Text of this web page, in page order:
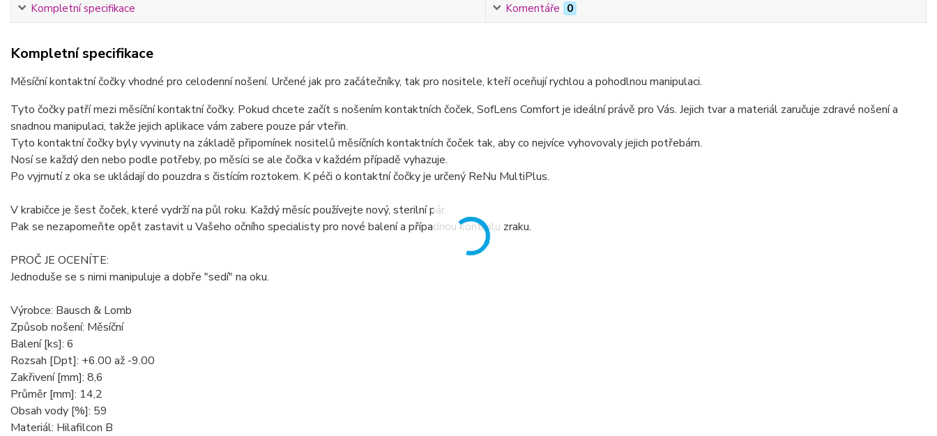
Kompletní specifikace Komentáře 0
Kompletní specifikace
Měsíční kontaktní čočky vhodné pro celodenní nošení. Určené jak pro začátečníky, tak pro nositele, kteří oceňují rychlou a pohodlnou manipulaci.
Tyto čočky patří mezi měsíční kontaktní čočky. Pokud chcete začít s nošením kontaktních čoček, SofLens Comfort je ideální právě pro Vás. Jejich tvar a materiál zaručuje zdravé nošení a
snadnou manipulaci, takže jejich aplikace vám zabere pouze pár vteřin.
Tyto kontaktní čočky byly vyvinuty na základě připomínek nositelů měsíčních kontaktních čoček tak, aby co nejvíce vyhovovaly jejich potřebám.
Nosí se každý den nebo podle potřeby, po měsíci se ale čočka v každém případě vyhazuje.
Po vyjmutí z oka se ukládají do pouzdra s čistícím roztokem. K péči o kontaktní čočky je určený ReNu MultiPlus.
V krabičce je šest čoček, které vydrží na půl roku. Každý měsíc používejte nový, sterilní pár.
Pak se nezapomeňte opět zastavit u Vašeho očního specialisty pro nové balení a případnou kontrolu zraku.
PROČ JE OCENÍTE:
Jednoduše se s nimi manipuluje a dobře "sedí" na oku.
Výrobce: Bausch & Lomb
Způsob nošení: Měsíční
Balení [ks]: 6
Rozsah [Dpt]: +6.00 až -9.00
Zakřivení [mm]: 8,6
Průměr [mm]: 14,2
Obsah vody [%]: 59
Materiál: Hilafilcon B